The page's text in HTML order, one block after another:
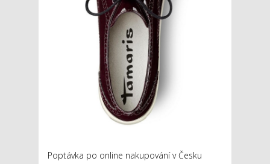
Poptávka po online nakupování v Česku